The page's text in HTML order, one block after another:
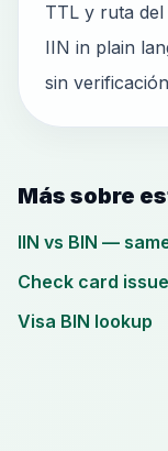
TTL y ruta
IIN in plain
sin
Más sobre
IIN vs BIN —
Check card
Visa BIN lookup